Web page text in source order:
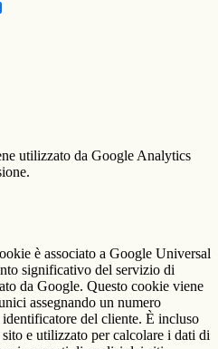
utilizzato da Google Analytics
è associato a Google Universal
significativo del servizio di
da Google. Questo cookie viene
assegnando un numero
del cliente. È incluso
e utilizzato per calcolare i dati di